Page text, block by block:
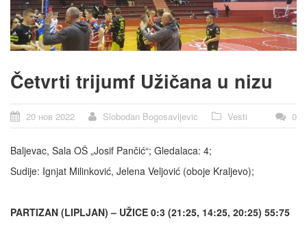
Četvrti trijumf Užičana u nizu
20 нов 2022 Slobodan Bogosavljevic Vesti 0
Baljevac, Sala OŠ „Josif Pančić“; Gledalaca: 4;
Sudije: Ignjat Milinković, Jelena Veljović (oboje Kraljevo);
PARTIZAN (LIPLJAN) – UŽICE 0:3 (21:25, 14:25, 20:25) 55:75